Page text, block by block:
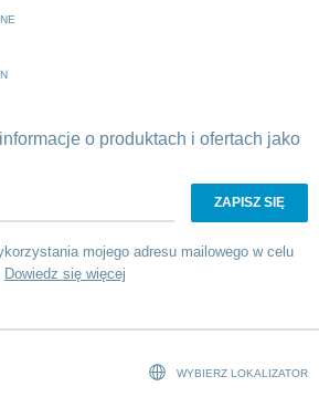
o produktach i ofertach jako
mojego adresu mailowego w celu
Dowiedz się więcej
WYBIERZ LOKALIZATOR